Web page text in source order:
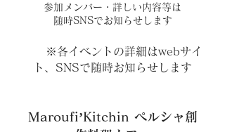
参加メンバー・詳しい内容等は
随時SNSでお知らせします
※各イベントの詳細はwebサイ
ト、SNSで随時お知らせします
Maroufi’Kitchin ペルシャ創